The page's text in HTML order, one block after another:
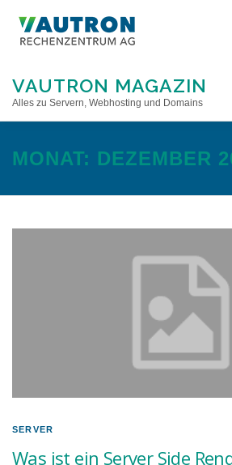
Inhalt
VAUTRON MAGAZIN
Alles zu Servern, Webhosting und Domains
STARTSEITE
MONAT: DEZEMBER
SERVER
Was ist ein Server Side